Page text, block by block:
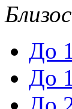
До
До